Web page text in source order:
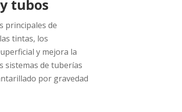
tubos
principales de
tintas, los
y mejora la
sistemas de tuberías
por gravedad